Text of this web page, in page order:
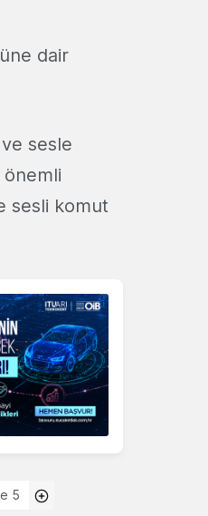
dair
sesle
sesli komut
5